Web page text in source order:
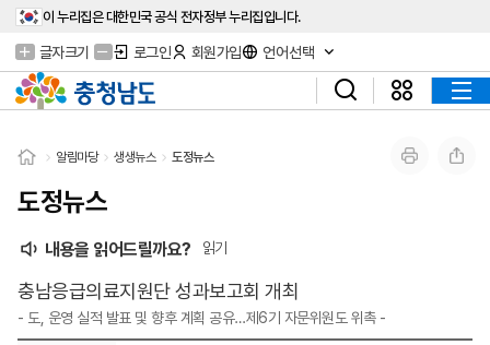
이 누리집은 대한민국 공식 전자정부 누리집입니다.
글자크기 로그인 회원가입 언어선택
알림마당 생생뉴스 도정뉴스
도정뉴스
내용을 읽어드릴까요? 읽기
충남응급의료지원단 성과보고회 개최
- 도, 운영 실적 발표 및 향후 계획 공유…제6기 자문위원도 위촉 -